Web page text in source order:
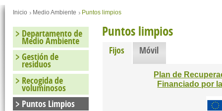
You are here
Inicio Medio Ambiente Puntos limpios
Puntos limpios
Fijos (active tab)
Móvil
Plan de
Financiado por
Departamento de
Medio Ambiente
Gestión de
residuos
Recogida de
voluminosos
Puntos Limpios